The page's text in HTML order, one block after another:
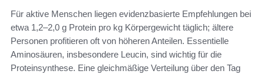
Für aktive Menschen liegen evidenzbasierte Empfehlungen bei
etwa 1,2–2,0 g Protein pro kg Körpergewicht täglich; ältere
Personen profitieren oft von höheren Anteilen. Essentielle
Aminosäuren, insbesondere Leucin, sind wichtig für die
Proteinsynthese. Eine gleichmäßige Verteilung über den Tag